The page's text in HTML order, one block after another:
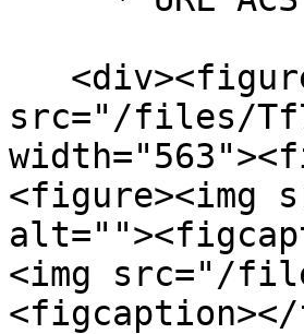
src="/files/
<figure><img
<img src="/